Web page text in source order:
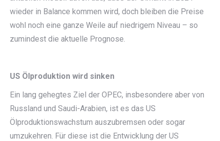
wieder in Balance kommen wird, doch bleiben die Preise
wohl noch eine ganze Weile auf niedrigem Niveau – so
zumindest die aktuelle Prognose.
US Ölproduktion wird sinken
Ein lang gehegtes Ziel der OPEC, insbesondere aber von
Russland und Saudi-Arabien, ist es das US
Ölproduktionswachstum auszubremsen oder sogar
umzukehren. Für diese ist die Entwicklung der US